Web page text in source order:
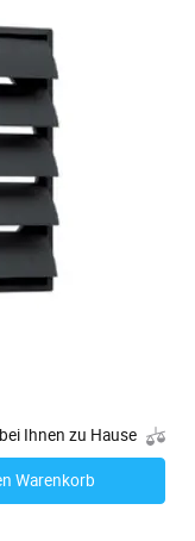
Ihnen zu Hause
Warenkorb